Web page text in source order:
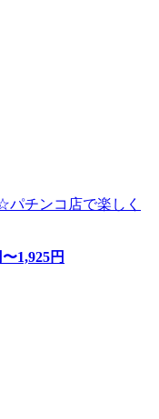
チンコ店で楽しく
〜1,925円